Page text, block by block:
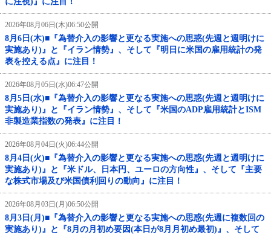
2026年08月06日(木)06:50公開
8月6日(木)■『為替介入の影響と更なる実施への思惑(先週と週明けに
実施あり)』と『イラン情勢』、そして『明日に米国の雇用統計の発
表を控える点』に注目！
2026年08月05日(水)06:47公開
8月5日(水)■『為替介入の影響と更なる実施への思惑(先週と週明けに
実施あり)』と『イラン情勢』、そして『米国のADP雇用統計とISM
非製造業指数の発表』に注目！
2026年08月04日(火)06:44公開
8月4日(火)■『為替介入の影響と更なる実施への思惑(先週と週明けに
実施あり)』と『米ドル、日本円、ユーロの方向性』、そして『主要
な株式市場及び米国債利回りの動向』に注目！
2026年08月03日(月)06:50公開
8月3日(月)■『為替介入の影響と更なる実施への思惑(先週に複数回の
実施あり)』と『8月の月初め要因(本日が8月月初め最初)』、そして